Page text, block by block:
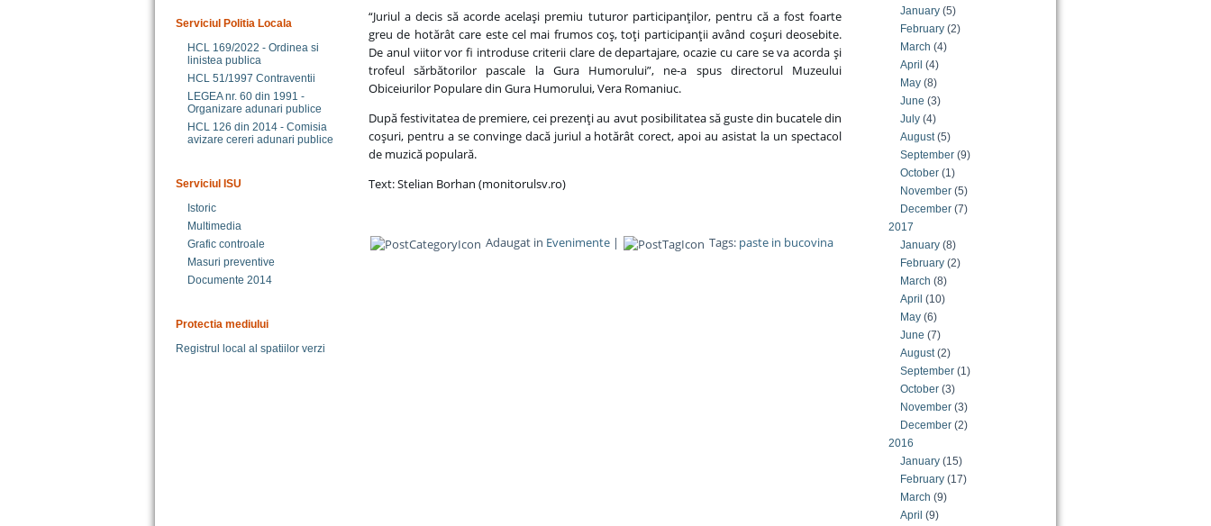
Serviciul Politia Locala
HCL 169/2022 - Ordinea si
linistea publica
HCL 51/1997 Contraventii
LEGEA nr. 60 din 1991 -
Organizare adunari publice
HCL 126 din 2014 - Comisia
avizare cereri adunari publice
Serviciul ISU
Istoric
Multimedia
Grafic controale
Masuri preventive
Documente 2014
Protectia mediului
Registrul local al spatiilor verzi
“Juriul a decis să acorde acelaşi premiu tuturor participanţilor, pentru că a fost foarte
greu de hotărât care este cel mai frumos coş, toţi participanţii având coşuri deosebite.
De anul viitor vor fi introduse criterii clare de departajare, ocazie cu care se va acorda şi
trofeul sărbătorilor pascale la Gura Humorului”, ne-a spus directorul Muzeului
Obiceiurilor Populare din Gura Humorului, Vera Romaniuc.
După festivitatea de premiere, cei prezenţi au avut posibilitatea să guste din bucatele din
coşuri, pentru a se convinge dacă juriul a hotărât corect, apoi au asistat la un spectacol
de muzică populară.
Text: Stelian Borhan (monitorulsv.ro)
Adaugat in Evenimente | Tags: paste in bucovina
January (5)
February (2)
March (4)
April (4)
May (8)
June (3)
July (4)
August(5)
September (9)
October (1)
November (5)
December (7)
2017
January (8)
February (2)
March (8)
April (10)
May (6)
June (7)
August(2)
September (1)
October (3)
November (3)
December (2)
2016
January (15)
February (17)
March (9)
April (9)